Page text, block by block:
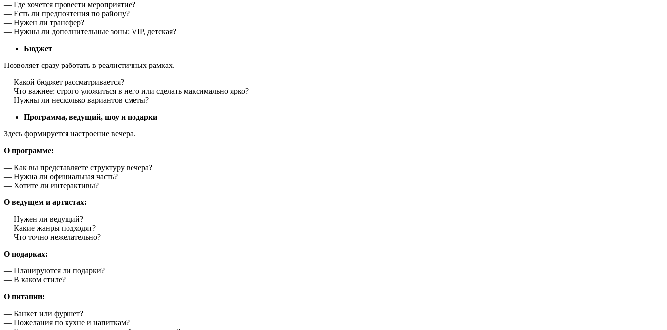
— Где хочется провести мероприятие?
— Есть ли предпочтения по району?
— Нужен ли трансфер?
— Нужны ли дополнительные зоны: VIP, детская?
Бюджет
Позволяет сразу работать в реалистичных рамках.
— Какой бюджет рассматривается?
— Что важнее: строго уложиться в него или сделать максимально ярко?
— Нужны ли несколько вариантов сметы?
Программа, ведущий, шоу и подарки
Здесь формируется настроение вечера.
О программе:
— Как вы представляете структуру вечера?
— Нужна ли официальная часть?
— Хотите ли интерактивы?
О ведущем и артистах:
— Нужен ли ведущий?
— Какие жанры подходят?
— Что точно нежелательно?
О подарках:
— Планируются ли подарки?
— В каком стиле?
О питании:
— Банкет или фуршет?
— Пожелания по кухне и напиткам?